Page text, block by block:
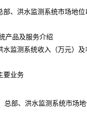
洪水监测系统市场地位
品及服务介绍
测系统收入（万元）及
业务
、洪水监测系统市场地